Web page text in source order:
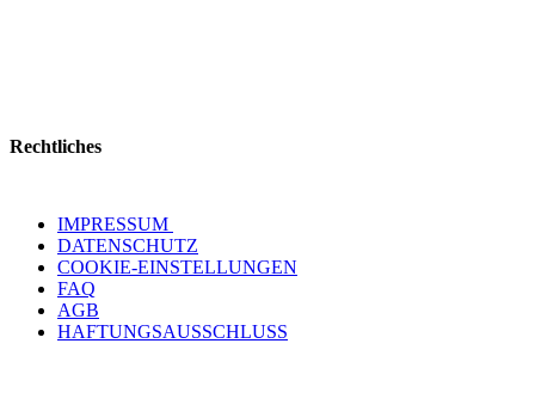
Rechtliches
IMPRESSUM
DATENSCHUTZ
COOKIE-EINSTELLUNGEN
FAQ
AGB
HAFTUNGSAUSSCHLUSS